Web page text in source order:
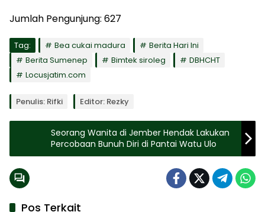
Jumlah Pengunjung: 627
Tag: Bea cukai madura
Berita Hari Ini
Berita Sumenep
Bimtek siroleg
DBHCHT
Locusjatim.com
Penulis: Rifki Editor: Rezky
Seorang Wanita di Jember Hendak Lakukan
Percobaan Bunuh Diri di Pantai Watu Ulo
Pos Terkait